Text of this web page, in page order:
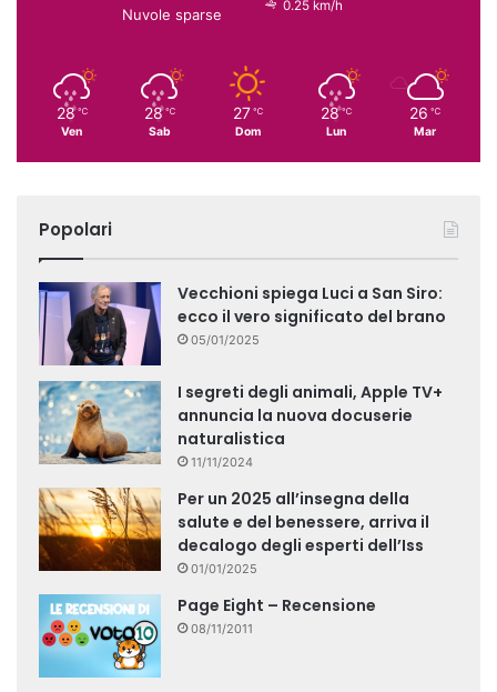
Nuvole sparse
0.25 km/h
28 ℃
Ven
28 ℃
Sab
27 ℃
Dom
28 ℃
Lun
26 ℃
Mar
Popolari
Vecchioni spiega Luci a San Siro:
ecco il vero significato del brano
05/01/2025
I segreti degli animali, Apple TV+
annuncia la nuova docuserie
naturalistica
11/11/2024
Per un 2025 all’insegna della
salute e del benessere, arriva il
decalogo degli esperti dell’Iss
01/01/2025
Page Eight – Recensione
08/11/2011